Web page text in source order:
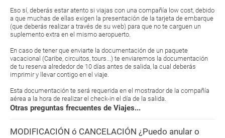
Eso sí, deberás estar atento si viajas con una compañía low cost, debido
a que muchas de ellas exigen la presentación de la tarjeta de embarque
(que deberás realizar a través de su web) para que no te carguen un
suplemento extra en el mismo aeropuerto.
En caso de tener que enviarte la documentación de un paquete
vacacional (Caribe, circuitos, tours...) te enviaremos la documentación
de tu reserva alrededor de 10 días antes de salida, la cual deberás
imprimir y llevar contigo en el viaje.
Esta documentación te será requerida en el mostrador de la compañía
aérea a la hora de realizar el check-in el día de la salida.
Otras preguntas frecuentes de Viajes...
MODIFICACIÓN ó CANCELACIÓN ¿Puedo anular o